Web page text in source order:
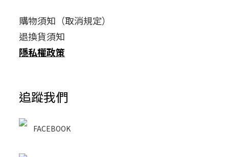
購物須知（取消規定）
退換貨須知
隱私權政策
追蹤我們
FACEBOOK